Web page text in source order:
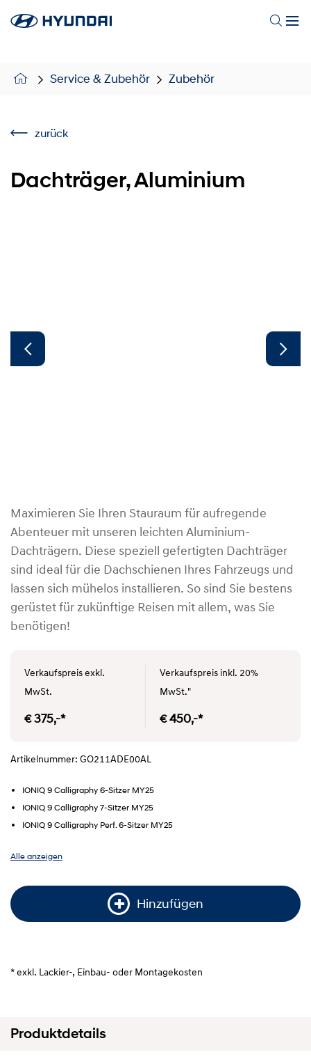
Service & Zubehör Zubehör
zurück
Dachträger, Aluminium
Maximieren Sie Ihren Stauraum für aufregende
Abenteuer mit unseren leichten Aluminium-
Dachträgern. Diese speziell gefertigten Dachträger
sind ideal für die Dachschienen Ihres Fahrzeugs und
lassen sich mühelos installieren. So sind Sie bestens
gerüstet für zukünftige Reisen mit allem, was Sie
benötigen!
Verkaufspreis exkl.
MwSt.
€ 375,-*
Verkaufspreis inkl. 20%
MwSt."
€ 450,-*
Artikelnummer: GO211ADE00AL
IONIQ 9 Calligraphy 6-Sitzer MY25
IONIQ 9 Calligraphy 7-Sitzer MY25
IONIQ 9 Calligraphy Perf. 6-Sitzer MY25
Alle anzeigen
Hinzufügen
* exkl. Lackier-, Einbau- oder Montagekosten
Produktdetails